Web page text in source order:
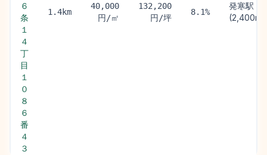
６
条
１
４
丁
目
１
０
８
６
番
４
３
1.4km
40,000
円/㎡
132,200
円/坪
8.1%
発寒駅
(2,400m)